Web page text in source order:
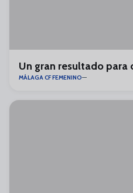
Un gran resultado para
MÁLAGA CF FEMENINO